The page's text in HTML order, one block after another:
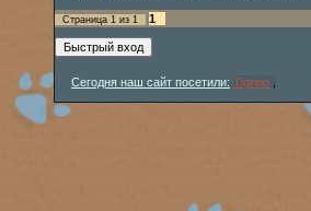
Страница 1 из 1 1
Сегодня наш сайт посетили: Tigrino